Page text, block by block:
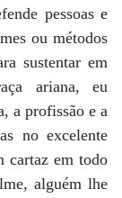
pessoas e
ou métodos
sustentar em
ariana, eu
a profissão e a
no excelente
cartaz em todo
alguém lhe